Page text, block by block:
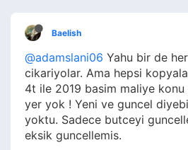
Baelish
@adamslani06 Yahu bir de
cikariyolar. Ama hepsi
4t ile 2019 basim maliye
yer yok ! Yeni ve guncel
yoktu. Sadece butceyi
eksik guncellemis.